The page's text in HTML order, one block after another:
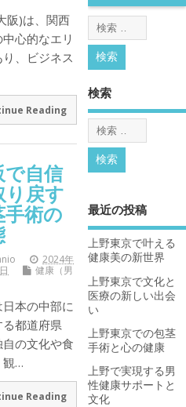
阪)は、関西
心的なエリ
、ビジネス
Reading
で自信
り戻す
手術の
2024年
健康（男
本の中部に
都道府県
自の文化や食
観…
Reading
検索
最近の投稿
上野東京で叶える
健康美の新世界
上野東京で文化と
医療の新しい出会
い
上野東京での包茎
手術と心の健康
上野で実現する男
性健康サポートと
文化